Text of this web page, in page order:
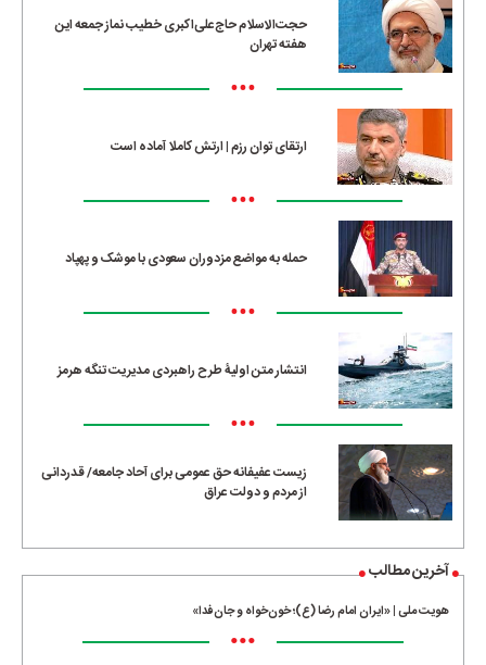
حجت‌الاسلام حاج‌علی‌اکبری خطیب نماز جمعه این
هفته تهران
•••
ارتقای توان رزم | ارتش کاملا آماده است
•••
حمله به مواضع مزدوران سعودی با موشک و پهپاد
•••
انتشار متن اولیۀ طرح راهبردی مدیریت تنگه هرمز
•••
زیست عفیفانه حق عمومی برای آحاد جامعه/ قدردانی
از مردم و دولت عراق
آخرین مطالب
هویت ملی | «ایران امام رضا (ع)؛ خون‌خواه و جان‌فدا»
•••